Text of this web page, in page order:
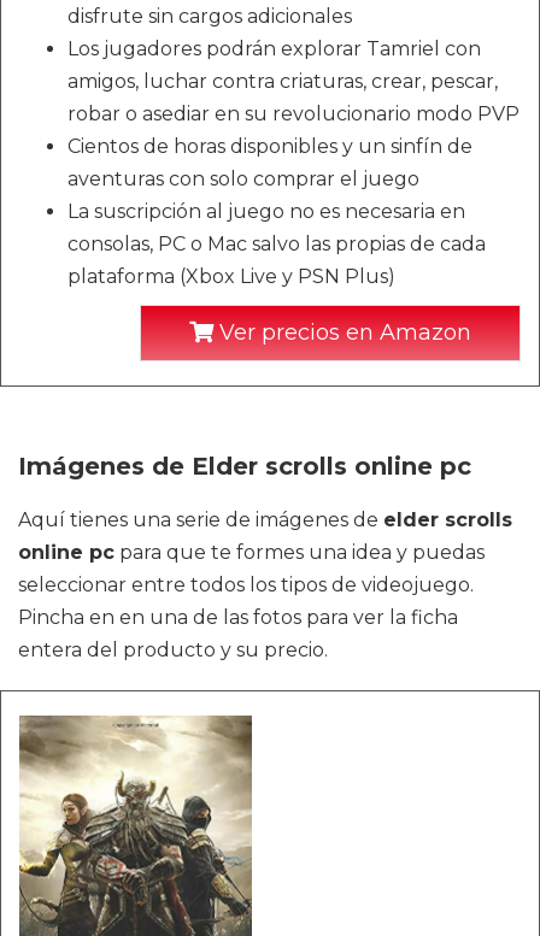
disfrute sin cargos adicionales
Los jugadores podrán explorar Tamriel con
amigos, luchar contra criaturas, crear, pescar,
robar o asediar en su revolucionario modo PVP
Cientos de horas disponibles y un sinfín de
aventuras con solo comprar el juego
La suscripción al juego no es necesaria en
consolas, PC o Mac salvo las propias de cada
plataforma (Xbox Live y PSN Plus)
Ver precios en Amazon
Imágenes de Elder scrolls online pc
Aquí tienes una serie de imágenes de elder scrolls
online pc para que te formes una idea y puedas
seleccionar entre todos los tipos de videojuego.
Pincha en en una de las fotos para ver la ficha
entera del producto y su precio.